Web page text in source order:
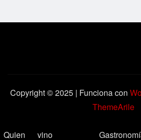
Copyright © 2025 | Funciona con
ThemeArile
Quien
vino